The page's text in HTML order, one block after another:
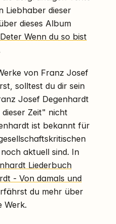
Liebhaber dieser
dieses Album
Wenn du so bist
von Franz Josef
solltest du dir sein
Josef Degenhardt
Zeit" nicht
ist bekannt für
aktuell sind. In
Liederbuch
- Von damals und
du mehr über
Werk.